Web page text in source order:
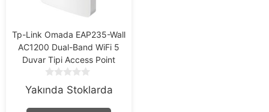
Tp-Link Omada EAP235-Wall
AC1200 Dual-Band WiFi 5
Duvar Tipi Access Point
o
Yakında Stoklarda